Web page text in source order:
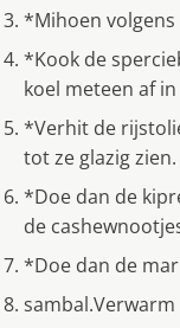
*Mihoen
*Kook de
koel meteen af
*Verhit de
tot ze glazig zien.
*Doe dan de
de
*Doe dan de